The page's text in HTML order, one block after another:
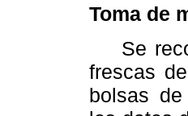
Toma de
Se
frescas de
bolsas